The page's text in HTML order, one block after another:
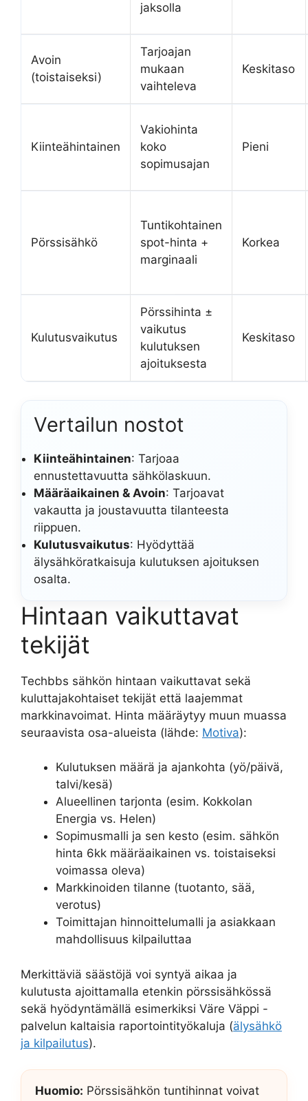
jaksolla
Avoin
(toistaiseksi)
Tarjoajan
mukaan
vaihteleva
Keskitaso
Kiinteähintainen
Vakiohinta
koko
sopimusajan
Pieni
Pörssisähkö
Tuntikohtainen
spot-hinta +
marginaali
Korkea
Kulutusvaikutus
Pörssihinta ±
vaikutus
kulutuksen
ajoituksesta
Keskitaso
Vertailun nostot
Kiinteähintainen: Tarjoaa
ennustettavuutta sähkölaskuun.
Määräaikainen & Avoin: Tarjoavat
vakautta ja joustavuutta tilanteesta
riippuen.
Kulutusvaikutus: Hyödyttää
älysähköratkaisuja kulutuksen ajoituksen
osalta.
Hintaan vaikuttavat
tekijät
Techbbs sähkön hintaan vaikuttavat sekä
kuluttajakohtaiset tekijät että laajemmat
markkinavoimat. Hinta määräytyy muun muassa
seuraavista osa-alueista (lähde: Motiva):
Kulutuksen määrä ja ajankohta (yö/päivä,
talvi/kesä)
Alueellinen tarjonta (esim. Kokkolan
Energia vs. Helen)
Sopimusmalli ja sen kesto (esim. sähkön
hinta 6kk määräaikainen vs. toistaiseksi
voimassa oleva)
Markkinoiden tilanne (tuotanto, sää,
verotus)
Toimittajan hinnoittelumalli ja asiakkaan
mahdollisuus kilpailuttaa
Merkittäviä säästöjä voi syntyä aikaa ja
kulutusta ajoittamalla etenkin pörssisähkössä
sekä hyödyntämällä esimerkiksi Väre Väppi -
palvelun kaltaisia raportointityökaluja (älysähkö
ja kilpailutus).
Huomio: Pörssisähkön tuntihinnat voivat